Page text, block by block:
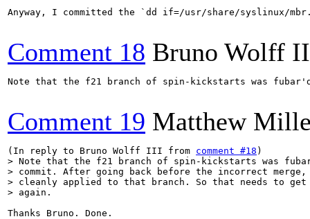
Anyway, I committed the `dd if=/usr/share/syslinux/
Comment 18 Bruno Wolff
Note that the f21 branch of spin-kickstarts was
Comment 19 Matthew
(In reply to Bruno Wolff III from comment #18
> Note that the f21 branch of spin-kickstarts was
> commit. After going back before the incorrect
> cleanly applied to that branch. So that needs to get
> again.
Thanks Bruno. Done.